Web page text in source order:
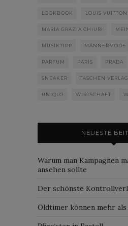
LOOKBOOK LOUIS VUITTON
MARIA GRAZIA CHIURI
MUSIKTIPP MÄNNERMODE
PARFUM PARIS PRADA
SNEAKER TASCHEN VERLAG
UNIQLO WIRTSCHAFT
NEUESTE
Warum man Kampagnen
ansehen sollte
Der schönste
Oldtimer können mehr als